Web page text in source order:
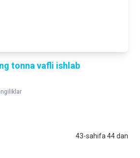
tonna vafli ishlab
43-sahifa 44 dan